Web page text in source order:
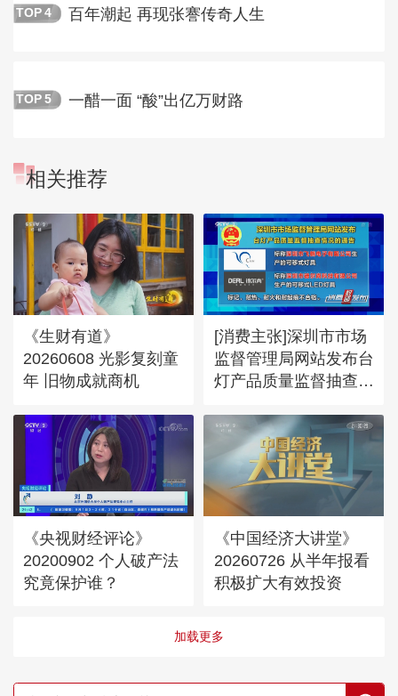
TOP 4 百年潮起 再现张謇传奇人生
TOP 5 一醋一面 “酸”出亿万财路
相关推荐
《生财有道》
20260608 光影复刻童
年 旧物成就商机
[消费主张]深圳市市场
监督管理局网站发布台
灯产品质量监督抽查情
《央视财经评论》
20200902 个人破产法
究竟保护谁？
《中国经济大讲堂》
20260726 从半年报看
积极扩大有效投资
加载更多